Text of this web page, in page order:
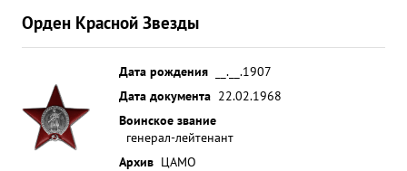
Орден Красной Звезды
Дата рождения
__.__.1907
Дата документа 22.02.1968
Воинское звание
генерал-лейтенант
Архив ЦАМО